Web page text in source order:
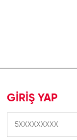
GİRİŞ YAP